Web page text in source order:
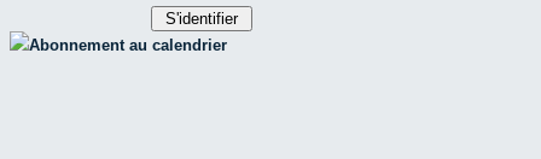
Abonnement au calendrier